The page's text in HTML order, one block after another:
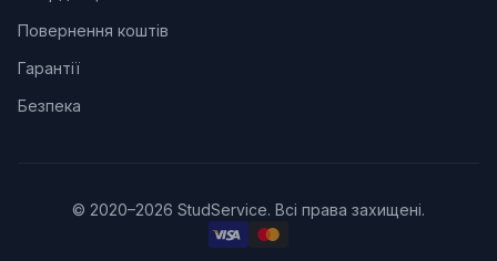
Повернення коштів
Гарантії
Безпека
© 2020–2026 StudService. Всі права захищені.